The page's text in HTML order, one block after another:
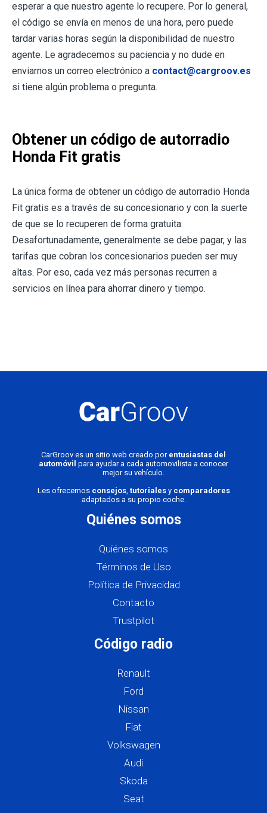
esperar a que nuestro agente lo recupere. Por lo general,
el código se envía en menos de una hora, pero puede
tardar varias horas según la disponibilidad de nuestro
agente. Le agradecemos su paciencia y no dude en
enviarnos un correo electrónico a contact@cargroov.es
si tiene algún problema o pregunta.
Obtener un código de autorradio
Honda Fit gratis
La única forma de obtener un código de autorradio Honda
Fit gratis es a través de su concesionario y con la suerte
de que se lo recuperen de forma gratuita.
Desafortunadamente, generalmente se debe pagar, y las
tarifas que cobran los concesionarios pueden ser muy
altas. Por eso, cada vez más personas recurren a
servicios en línea para ahorrar dinero y tiempo.
CarGroov es un sitio web creado por entusiastas del
automóvil para ayudar a cada automovilista a conocer
mejor su vehículo.
Les ofrecemos consejos, tutorialesy comparadores
adaptados a su propio coche.
Quiénes somos
Quiénes somos
Términos de Uso
Política de Privacidad
Contacto
Trustpilot
Código radio
Renault
Ford
Nissan
Fiat
Volkswagen
Audi
Skoda
Seat